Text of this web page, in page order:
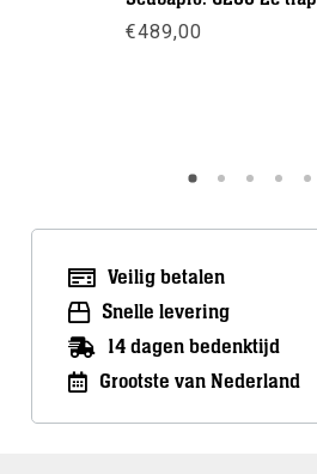
€489,00
Veilig betalen
Snelle levering
14 dagen bedenktijd
Grootste van Nederland